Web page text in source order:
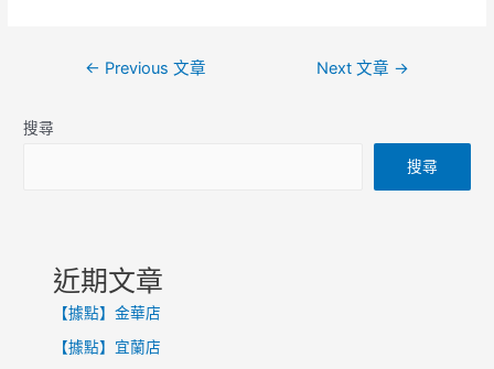
← Previous 文章 Next 文章 →
搜尋
搜尋
近期文章
【據點】金華店
【據點】宜蘭店